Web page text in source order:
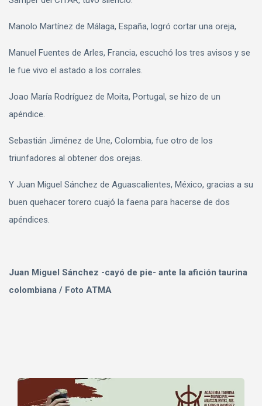
Manolo Martínez de Málaga, España, logró cortar una oreja,
Manuel Fuentes de Arles, Francia, escuchó los tres avisos y se
le fue vivo el astado a los corrales.
Joao María Rodríguez de Moita, Portugal, se hizo de un
apéndice.
Sebastián Jiménez de Une, Colombia, fue otro de los
triunfadores al obtener dos orejas.
Y Juan Miguel Sánchez de Aguascalientes, México, gracias a su
buen quehacer torero cuajó la faena para hacerse de dos
apéndices.
Juan Miguel Sánchez -cayó de pie- ante la afición taurina
colombiana / Foto ATMA